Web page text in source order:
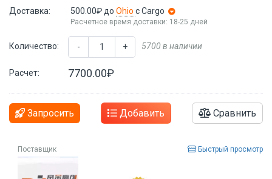
Доставка: 500.00₽ до Ohio с Cargo
Расчетное время доставки: 18-25 дней
Количество: - + 5700 в наличии
Расчет: 7700.00₽
Запросить Добавить Сравнить
Поставщик Быстрый просмотр